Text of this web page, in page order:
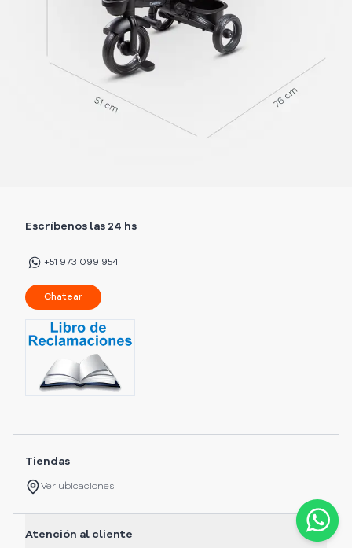
Escríbenos las 24 hs
+51 973 099 954
Chatear
Tiendas
Ver ubicaciones
Atención al cliente